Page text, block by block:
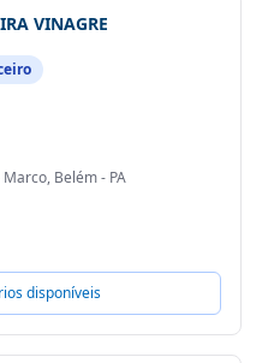
VINAGRE
Belém - PA
disponíveis